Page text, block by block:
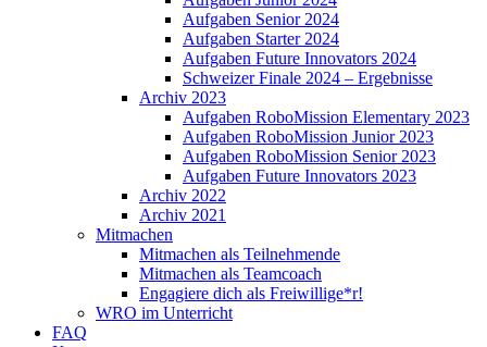
Aufgaben Senior 2024
Aufgaben Starter 2024
Aufgaben Future Innovators 2024
Schweizer Finale 2024 – Ergebnisse
Archiv 2023
Aufgaben RoboMission Elementary 2023
Aufgaben RoboMission Junior 2023
Aufgaben RoboMission Senior 2023
Aufgaben Future Innovators 2023
Archiv 2022
Archiv 2021
Mitmachen
Mitmachen als Teilnehmende
Mitmachen als Teamcoach
Engagiere dich als Freiwillige*r!
WRO im Unterricht
FAQ